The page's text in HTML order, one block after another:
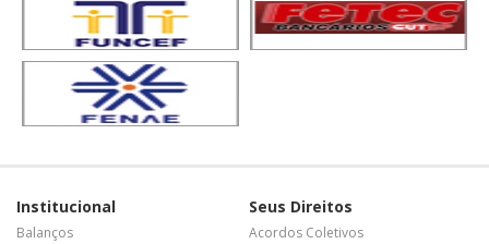
Institucional
Balanços
Seus Direitos
Acordos Coletivos